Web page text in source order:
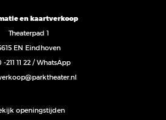
en kaartverkoop
Theaterpad 1
EN Eindhoven
211 11 22/ WhatsApp
openingstijden